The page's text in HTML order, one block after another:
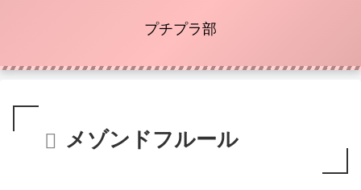
プチプラ部
メゾンドフルール